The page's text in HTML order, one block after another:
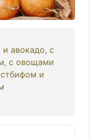
и авокадо, с
с овощами
и